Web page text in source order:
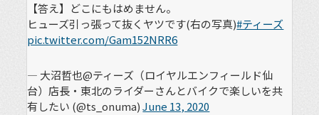
【答え】どこにもはめません。
ヒューズ引っ張って抜くヤツです(右の写真)#ティーズ
pic.twitter.com/Gam152NRR6
— 大沼哲也@ティーズ（ロイヤルエンフィールド仙
台）店長・東北のライダーさんとバイクで楽しいを共
有したい (@ts_onuma)June 13, 2020